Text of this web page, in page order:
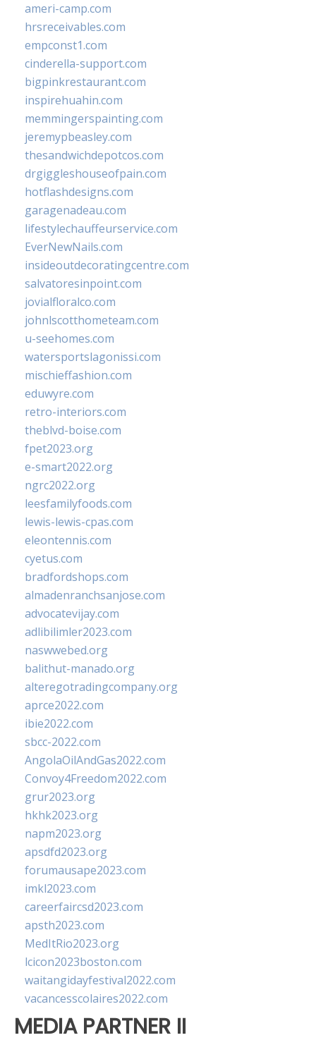
ameri-camp.com
hrsreceivables.com
empconst1.com
cinderella-support.com
bigpinkrestaurant.com
inspirehuahin.com
memmingerspainting.com
jeremypbeasley.com
thesandwichdepotcos.com
drgiggleshouseofpain.com
hotflashdesigns.com
garagenadeau.com
lifestylechauffeurservice.com
EverNewNails.com
insideoutdecoratingcentre.com
salvatoresinpoint.com
jovialfloralco.com
johnlscotthometeam.com
u-seehomes.com
watersportslagonissi.com
mischieffashion.com
eduwyre.com
retro-interiors.com
theblvd-boise.com
fpet2023.org
e-smart2022.org
ngrc2022.org
leesfamilyfoods.com
lewis-lewis-cpas.com
eleontennis.com
cyetus.com
bradfordshops.com
almadenranchsanjose.com
advocatevijay.com
adlibilimler2023.com
naswwebed.org
balithut-manado.org
alteregotradingcompany.org
aprce2022.com
ibie2022.com
sbcc-2022.com
AngolaOilAndGas2022.com
Convoy4Freedom2022.com
grur2023.org
hkhk2023.org
napm2023.org
apsdfd2023.org
forumausape2023.com
imkl2023.com
careerfaircsd2023.com
apsth2023.com
MedItRio2023.org
lcicon2023boston.com
waitangidayfestival2022.com
vacancesscolaires2022.com
MEDIA PARTNER II